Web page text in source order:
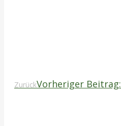
ZurückVorheriger Beitrag: